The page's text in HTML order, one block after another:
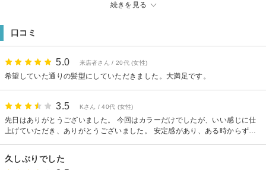
続きを見る
す。BEAMSとGUCCIの間を藤崎方面にまっすぐ100mほど歩くと、右手に八
百屋（八百長商店）があります。そちらの2階に当店がございます。※右折し
た所に入口あります。わからない場合はお気軽にお電話くださいませ。
口コミ
5.0 来店者さん / 20代 (女性)
希望していた通りの髪型にしていただきました。大満足です。
3.5 Kさん / 40代 (女性)
先日はありがとうございました。 今回はカラーだけでしたが、いい感じに仕
上げていただき、ありがとうございました。 安定感があり、ある時からずっ
たお願いいたします。
久しぶりでした